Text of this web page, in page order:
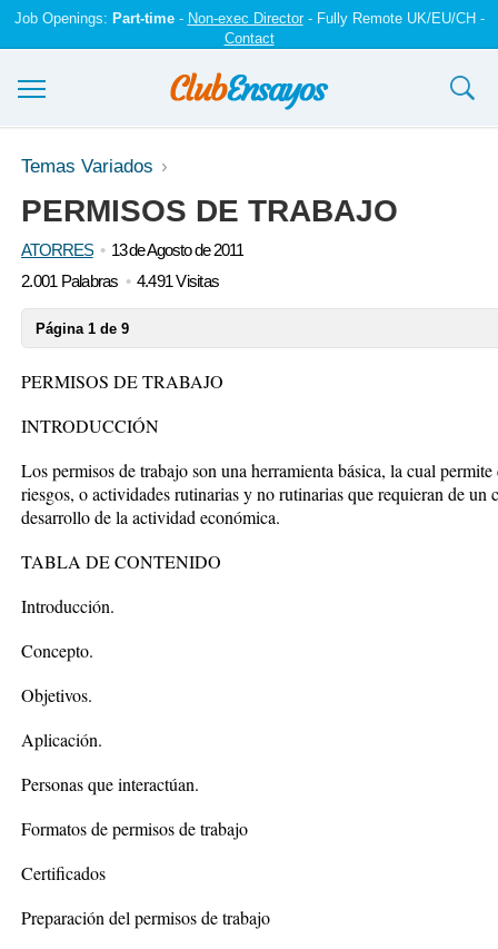
Job Openings: Part-time- Non-exec Director- Fully Remote UK/EU/CH -
Contact
Ensayos y trabajos
Registrarse
Iniciar sesión
Temas Variados
PERMISOS DE TRABAJO
ATORRES
13 de Agosto de 2011
2.001 Palabras
4.491 Visitas
Página 1 de 9
PERMISOS DE TRABAJO
INTRODUCCIÓN
Los permisos de trabajo son una herramienta básica, la cual
riesgos, o actividades rutinarias y no rutinarias que requieran de un
desarrollo de la actividad económica.
TABLA DE CONTENIDO
Introducción.
Concepto.
Objetivos.
Aplicación.
Personas que interactúan.
Formatos de permisos de trabajo
Certificados
Preparación del permisos de trabajo